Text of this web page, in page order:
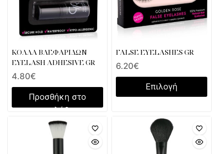
ΚΟΛΛΑ ΒΛΕΦΑΡΙΔΩΝ
EYELASH ADHESIVE GR
4.80€
Προσθήκη στο
καλάθι
FALSE EYELASHES GR
6.20€
Επιλογή